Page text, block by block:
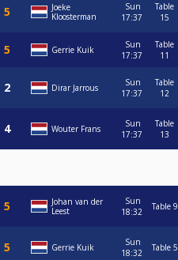
Joeke
Kloosterman
Sun
17:37
Table
15
Gerrie Kuik
Sun
17:37
Table
11
Dirar Jarrous
Sun
17:37
Table
12
Wouter Frans
Sun
17:37
Table
13
Johan van der
Leest
Sun
18:32
Table 9
Gerrie Kuik
Sun
18:32
Table 5